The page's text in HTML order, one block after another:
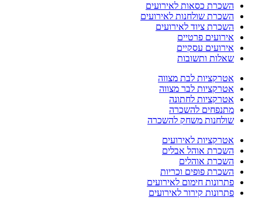
השכרת כסאות לאירועים
השכרת שולחנות לאירועים
השכרת ציוד לאירועים
אירועים פרטיים
אירועים עסקיים
שאלות ותשובות
אטרקציות לבת מצווה
אטרקציות לבר מצווה
אטרקציות לחתונה
מתנפחים להשכרה
שולחנות משחק להשכרה
אטרקציות לאירועים
השכרת אוהל אבלים
השכרת אוהלים
השכרת פופים וכריות
פתרונות חימום לאירועים
פתרונות קירור לאירועים